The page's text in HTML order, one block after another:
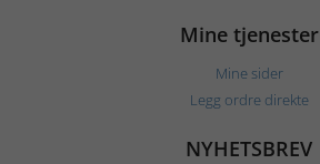
Mine tjenester
Mine sider
Legg ordre direkte
NYHETSBREV